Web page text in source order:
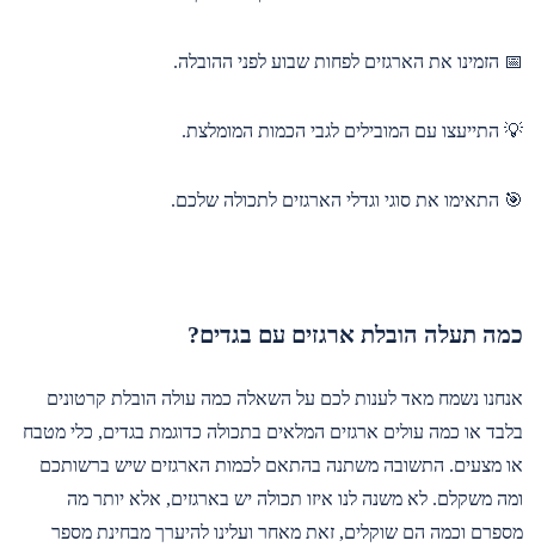
📅 הזמינו את הארגזים לפחות שבוע לפני ההובלה.
💡 התייעצו עם המובילים לגבי הכמות המומלצת.
🎯 התאימו את סוגי וגדלי הארגזים לתכולה שלכם.
כמה תעלה הובלת ארגזים עם בגדים?
אנחנו נשמח מאד לענות לכם על השאלה כמה עולה הובלת קרטונים
בלבד או כמה עולים ארגזים המלאים בתכולה כדוגמת בגדים, כלי מטבח
או מצעים. התשובה משתנה בהתאם לכמות הארגזים שיש ברשותכם
ומה משקלם. לא משנה לנו איזו תכולה יש בארגזים, אלא יותר מה
מספרם וכמה הם שוקלים, זאת מאחר ועלינו להיערך מבחינת מספר